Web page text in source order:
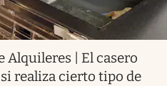
Alquileres | El casero
realiza cierto tipo de